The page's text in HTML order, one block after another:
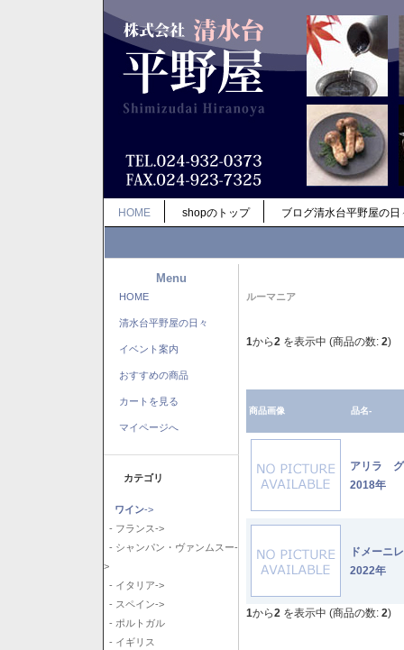
HOME shopのトップ ブログ清水台平野屋の日
Menu
HOME
清水台平野屋の日々
イベント案内
おすすめの商品
カートを見る
マイページへ
カテゴリ
ワイン->
- フランス->
- シャンパン・ヴァンムスー-
>
- イタリア->
- スペイン->
- ポルトガル
- イギリス
ルーマニア
1から2 を表示中 (商品の数: 2)
商品画像 品名-
アリラ
2018年
ドメー
2022年
1から2 を表示中 (商品の数: 2)